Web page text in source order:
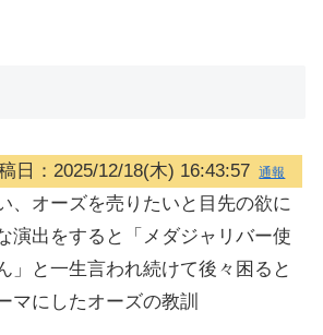
日：2025/12/18(木) 16:43:57 通報
、オーズを売りたいと目先の欲に
演出をすると「メダジャリバー使
」と一生言われ続けて後々困ると
マにしたオーズの教訓